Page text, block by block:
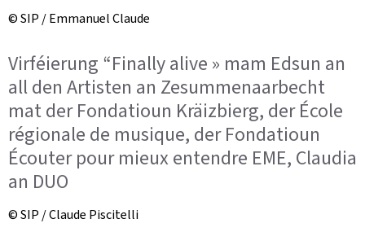
© SIP / Emmanuel Claude
Virféierung “Finally alive » mam Edsun an
all den Artisten an Zesummenaarbecht
mat der Fondatioun Kräizbierg, der École
régionale de musique, der Fondatioun
Écouter pour mieux entendre EME, Claudia
an DUO
© SIP / Claude Piscitelli